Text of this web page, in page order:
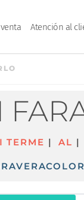
Atención al
TERME | AL |